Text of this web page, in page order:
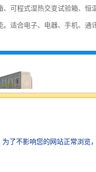
可程式湿热交变试验箱、
适合电子、电器、手机、通